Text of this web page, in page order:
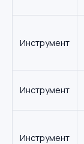
Инструмент
Инструмент
Инструмент